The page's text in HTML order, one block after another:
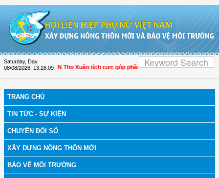
Saturday, Day
08/08/2026 13:28:11
Hội LHPN Thọ Xuân tích cực góp phần nâng cao tỷ lệ người dân tham gia
TRANG CHỦ
TIN TỨC - SỰ KIỆN
CHUYỂN ĐỔI SỐ
XÂY DỰNG NÔNG THÔN MỚI
BẢO VỆ MÔI TRƯỜNG